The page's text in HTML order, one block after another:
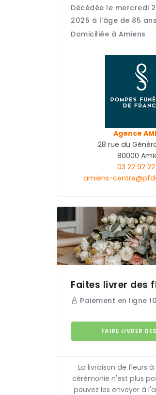
Décédée le mercredi
2025 à l'âge de 85 ans
Domiciliée à Amiens
Agence
28 rue du
80000
03 22 92
amiens-
Faites livrer des
Paiement en ligne
FAIRE LIVRER
La livraison de fleurs
cérémonie n'est plus
pouvez les envoyer à